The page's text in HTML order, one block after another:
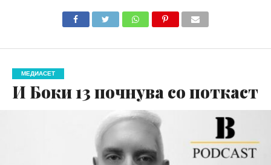
МЕДИАСЕТ
И Боки 13 почнува со поткаст